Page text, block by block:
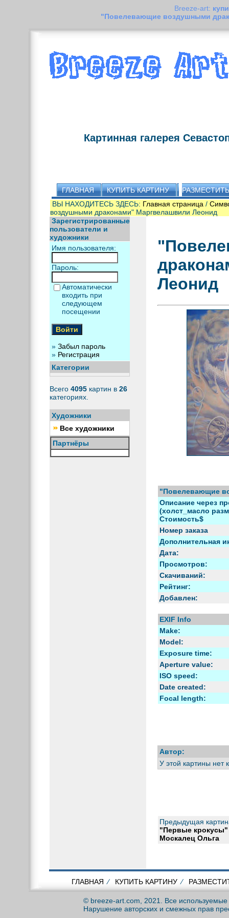
Breeze-art:
"Повелевающие воздушными
Картинная галерея
ГЛАВНАЯ КУПИТЬ КАРТИНУ
ВЫ НАХОДИТЕСЬ ЗДЕСЬ: Главная страница /
воздушными драконами" Маргвелашвили Леонид
Зарегистрированные
пользователи и
художники
Имя пользователя:
Пароль:
Автоматически
входить при
следующем
посещении
» Забыл пароль
» Регистрация
Категории
Всего 4095картин в 26
категориях.
Художники
Все художники
Партнёры
Леонид
"Повелевающие
Описание через
(холст_масло
Стоимость$
Номер заказа
Дополнительная
Дата:
Просмотров:
Скачиваний:
Рейтинг:
Добавлен:
EXIF Info
Make:
Model:
Exposure time:
Aperture value:
ISO speed:
Date created:
Focal length:
Автор:
У этой картины нет
Предыдущая
"Первые крокусы"
Москалец Ольга
ГЛАВНАЯ ⁄ КУПИТЬ КАРТИНУ ⁄
© breeze-art.com, 2021. Все
Нарушение авторских и смежных прав